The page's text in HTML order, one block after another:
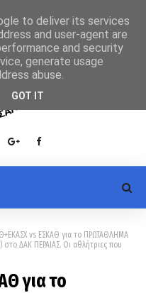
vs ΕΣΚΑΘ για το ΠΡΩΤΑΘΛΗΜΑ
στο ΔΑΚ ΠΕΡΑΙΑΣ. Οι αθλήτριες που
για το
to deliver its services
and user-agent are
and security
generate usage
abuse.
GOT IT